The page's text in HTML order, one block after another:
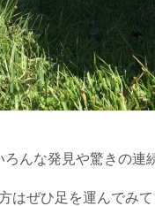
ろんな発見や驚きの連
はぜひ足を運んでみ